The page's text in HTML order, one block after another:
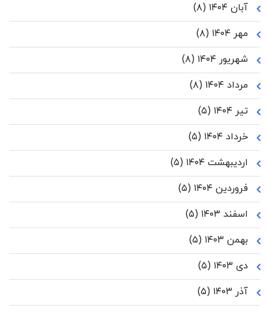
آبان ۱۴۰۴
(۸)
مهر ۱۴۰۴
(۸)
شهریور ۱۴۰۴
(۸)
مرداد ۱۴۰۴
(۸)
تیر ۱۴۰۴
(۵)
خرداد ۱۴۰۴
(۵)
اردیبهشت ۱۴۰۴
(۵)
فروردین ۱۴۰۴
(۵)
اسفند ۱۴۰۳
(۵)
بهمن ۱۴۰۳
(۵)
دی ۱۴۰۳
(۵)
آذر ۱۴۰۳
(۵)